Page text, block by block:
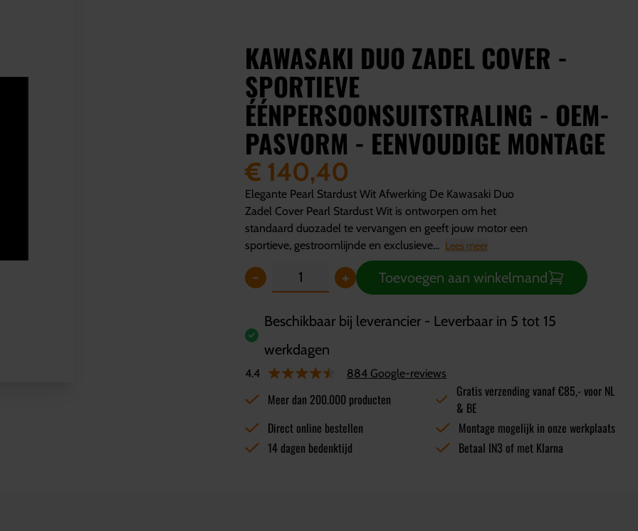
KAWASAKI DUO ZADEL COVER -
SPORTIEVE
ÉÉNPERSOONSUITSTRALING - OEM-
PASVORM - EENVOUDIGE MONTAGE
€ 140,40
Elegante Pearl Stardust Wit Afwerking De Kawasaki Duo
Zadel Cover Pearl Stardust Wit is ontworpen om het
standaard duozadel te vervangen en geeft jouw motor een
sportieve, gestroomlijnde en exclusieve... Lees meer
- + Toevoegen aan winkelmand
Beschikbaar bij leverancier - Leverbaar in 5 tot 15
werkdagen
4.4 884 Google-reviews
Meer dan 200.000 producten
Gratis verzending vanaf €85,- voor NL
& BE
Direct online bestellen
Montage mogelijk in onze werkplaats
14 dagen bedenktijd
Betaal IN3 of met Klarna